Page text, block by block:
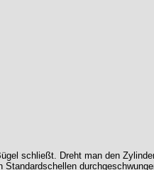
schließt. Dreht man den